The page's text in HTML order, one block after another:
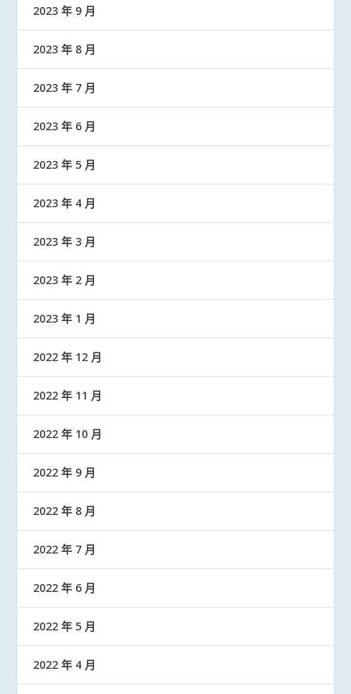
2023 年 9 月
2023 年 8 月
2023 年 7 月
2023 年 6 月
2023 年 5 月
2023 年 4 月
2023 年 3 月
2023 年 2 月
2023 年 1 月
2022 年 12 月
2022 年 11 月
2022 年 10 月
2022 年 9 月
2022 年 8 月
2022 年 7 月
2022 年 6 月
2022 年 5 月
2022 年 4 月